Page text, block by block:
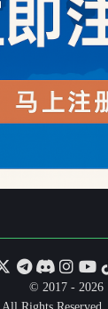
© 2017 - 2026